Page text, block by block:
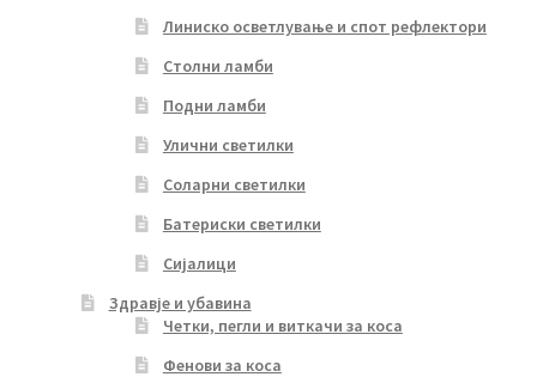
Линиско осветлување и спот рефлектори
Столни ламби
Подни ламби
Улични светилки
Соларни светилки
Батериски светилки
Сијалици
Здравје и убавина
Четки, пегли и виткачи за коса
Фенови за коса